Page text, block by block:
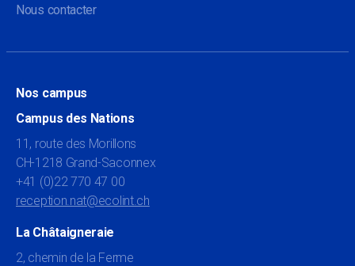
Nous contacter
Nos campus
Campus des Nations
11, route des Morillons
CH-1218 Grand-Saconnex
+41 (0)22 770 47 00
reception.nat@ecolint.ch
La Châtaigneraie
2, chemin de la Ferme